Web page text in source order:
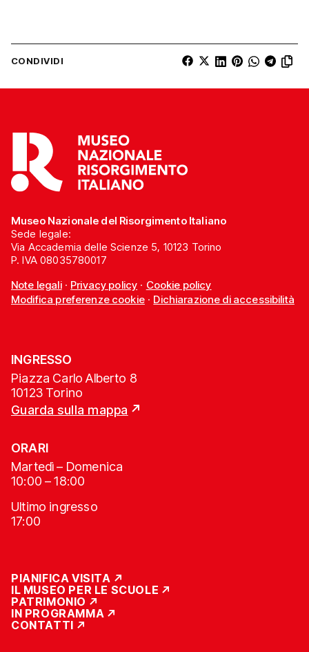
CONDIVIDI
Museo Nazionale del Risorgimento Italiano
Sede legale:
Via Accademia delle Scienze 5, 10123 Torino
P. IVA 08035780017
Note legali· Privacy policy · Cookie policy
Modifica preferenze cookie· Dichiarazione di accessibilità
INGRESSO
Piazza Carlo Alberto 8
10123 Torino
Guarda sulla mappa
ORARI
Martedì – Domenica
10:00 – 18:00
Ultimo ingresso
17:00
PIANIFICA VISITA
IL MUSEO PER LE SCUOLE
PATRIMONIO
IN PROGRAMMA
CONTATTI